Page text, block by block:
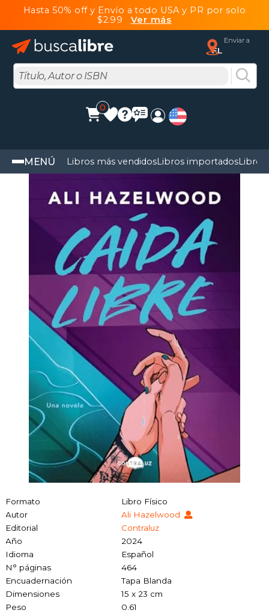
Hasta 50% off y Envío a todo USA y PR por solo
$2.99 Ver más
Enviar a
FL
0
MENÚ Libros más vendidosLibros importadosLibros
Formato
Libro Físico
Autor
Ali Hazelwood
Editorial
Contraluz
Año
2024
Idioma
Español
N° páginas
464
Encuadernación
Tapa Blanda
Dimensiones
15 x 23 cm
Peso
0.61